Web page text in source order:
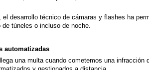
el desarrollo técnico de cámaras y flashes ha
de túneles o incluso de noche.
automatizadas
una multa cuando cometemos una